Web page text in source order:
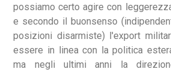
possiamo certo agire con
e secondo il buonsenso
posizioni disarmiste) l'export
essere in linea con la politica
ma negli ultimi anni la